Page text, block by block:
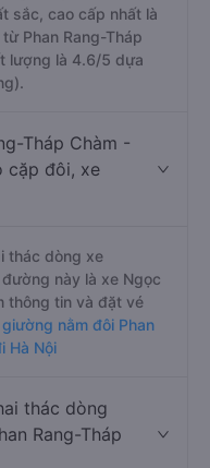
sắc, cao cấp nhất là
Phan Rang-Tháp
lượng là 4.6/5 dựa
Tháp Chàm -
cặp đôi, xe
thác dòng xe
này là xe Ngọc
thông tin và đặt vé
giường nằm đôi Phan
Hà Nội
thác dòng
Rang-Tháp